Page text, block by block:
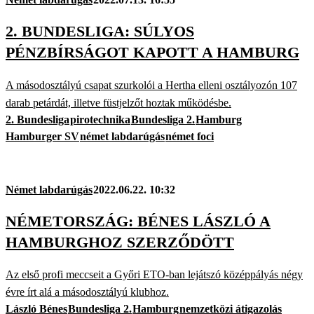
2. BUNDESLIGA: SÚLYOS
PÉNZBÍRSÁGOT KAPOTT A HAMBURG
A másodosztályú csapat szurkolói a Hertha elleni osztályozón 107
darab petárdát, illetve füstjelzőt hoztak működésbe.
2. BundesligapirotechnikaBundesliga 2.Hamburg
Hamburger SVnémet labdarúgásnémet foci
Német labdarúgás2022.06.22. 10:32
NÉMETORSZÁG: BÉNES LÁSZLÓ A
HAMBURGHOZ SZERZŐDÖTT
Az első profi meccseit a Győri ETO-ban lejátszó középpályás négy
évre írt alá a másodosztályú klubhoz.
László BénesBundesliga 2.Hamburgnemzetközi átigazolás